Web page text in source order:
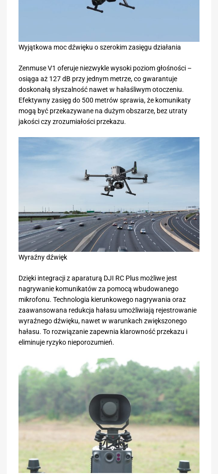
Wyjątkowa moc dźwięku o szerokim zasięgu działania
Zenmuse V1 oferuje niezwykle wysoki poziom głośności –
osiąga aż 127 dB przy jednym metrze, co gwarantuje
doskonałą słyszalność nawet w hałaśliwym otoczeniu.
Efektywny zasięg do 500 metrów sprawia, że komunikaty
mogą być przekazywane na dużym obszarze, bez utraty
jakości czy zrozumiałości przekazu.
Wyraźny dźwięk
Dzięki integracji z aparaturą DJI RC Plus możliwe jest
nagrywanie komunikatów za pomocą wbudowanego
mikrofonu. Technologia kierunkowego nagrywania oraz
zaawansowana redukcja hałasu umożliwiają rejestrowanie
wyraźnego dźwięku, nawet w warunkach zwiększonego
hałasu. To rozwiązanie zapewnia klarowność przekazu i
eliminuje ryzyko nieporozumień.